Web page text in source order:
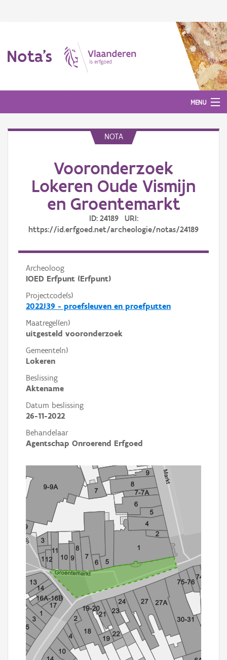
Nota's
MENU
NOTA
Vooronderzoek
Lokeren Oude Vismijn
en Groentemarkt
ID: 24189 URI:
https://id.erfgoed.net/archeologie/notas/24189
Archeoloog
IOED Erfpunt (Erfpunt)
Projectcode(s)
2022J39 - proefsleuven en proefputten
Maatregel(en)
uitgesteld vooronderzoek
Gemeente(n)
Lokeren
Beslissing
Aktename
Datum beslissing
26-11-2022
Behandelaar
Agentschap Onroerend Erfgoed